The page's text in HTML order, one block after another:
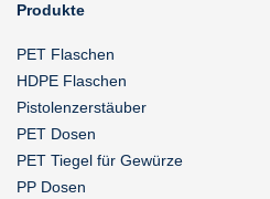
Produkte
PET Flaschen
HDPE Flaschen
Pistolenzerstäuber
PET Dosen
PET Tiegel für Gewürze
PP Dosen